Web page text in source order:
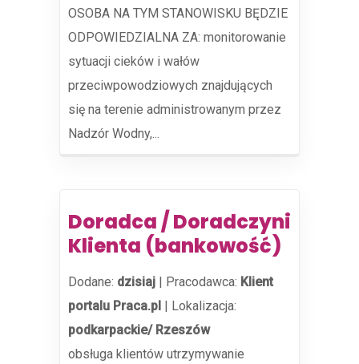
OSOBA NA TYM STANOWISKU BĘDZIE
ODPOWIEDZIALNA ZA: monitorowanie
sytuacji cieków i wałów
przeciwpowodziowych znajdujących
się na terenie administrowanym przez
Nadzór Wodny,...
Doradca / Doradczyni
Klienta (bankowość)
Dodane: dzisiaj | Pracodawca: Klient
portalu Praca.pl | Lokalizacja:
podkarpackie/ Rzeszów
obsługa klientów utrzymywanie